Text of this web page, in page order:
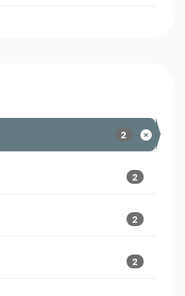
2
2
2
2